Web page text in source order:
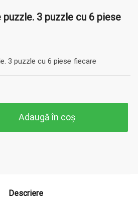
puzzle. 3 puzzle cu 6 piese
3 puzzle cu 6 piese fiecare
Adaugă în coș
Descriere